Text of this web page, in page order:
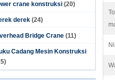
crane konstruksi (20)
derek (24)
Bridge Crane (11)
Cadang Mesin Konstruksi